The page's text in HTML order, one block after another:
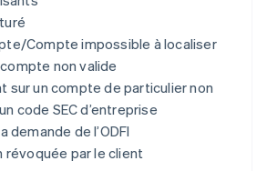
Compte impossible à localiser
non valide
sur un compte de particulier non
code SEC d’entreprise
demande de l’ODFI
révoquée par le client